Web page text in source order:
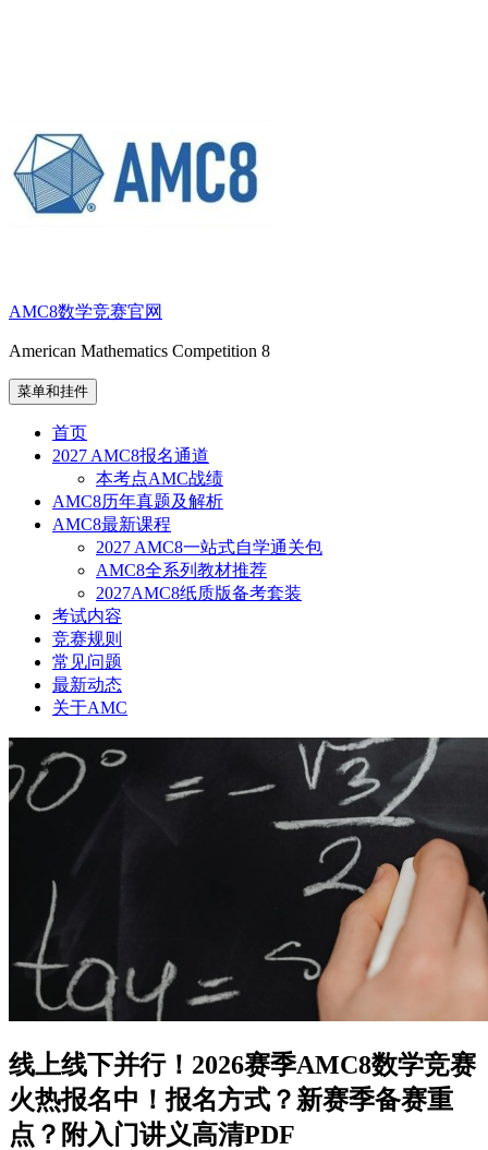
AMC8数学竞赛官网
American Mathematics Competition 8
菜单和挂件
首页
2027 AMC8报名通道
本考点AMC战绩
AMC8历年真题及解析
AMC8最新课程
2027 AMC8一站式自学通关包
AMC8全系列教材推荐
2027AMC8纸质版备考套装
考试内容
竞赛规则
常见问题
最新动态
关于AMC
线上线下并行！2026赛季AMC8数学竞赛
火热报名中！报名方式？新赛季备赛重
点？附入门讲义高清PDF